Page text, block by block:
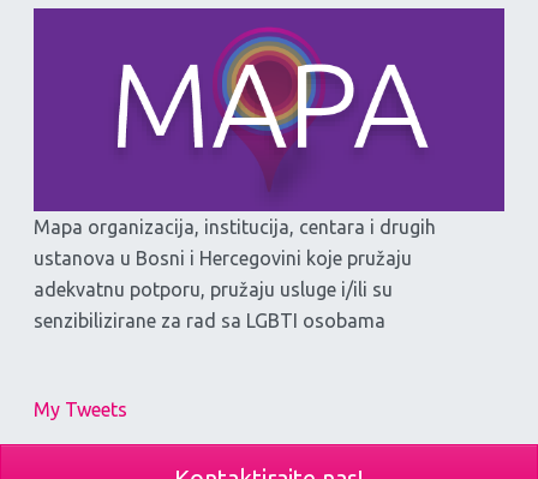
Mapa organizacija, institucija, centara i drugih
ustanova u Bosni i Hercegovini koje pružaju
adekvatnu potporu, pružaju usluge i/ili su
senzibilizirane za rad sa LGBTI osobama
My Tweets